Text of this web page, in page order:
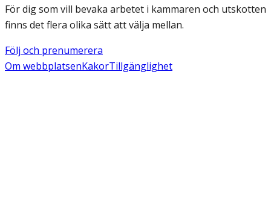
För dig som vill bevaka arbetet i kammaren och utskotten
finns det flera olika sätt att välja mellan.
Följ och prenumerera
Om webbplatsenKakorTillgänglighet